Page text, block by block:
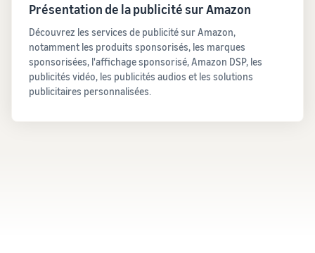
Présentation de la publicité sur Amazon
Découvrez les services de publicité sur Amazon,
notamment les produits sponsorisés, les marques
sponsorisées, l'affichage sponsorisé, Amazon DSP, les
publicités vidéo, les publicités audios et les solutions
publicitaires personnalisées.